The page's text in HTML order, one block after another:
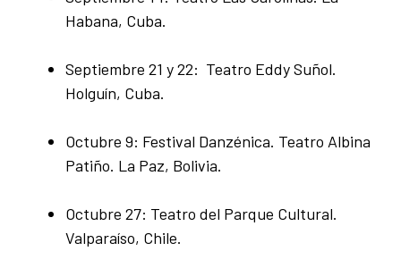
Habana, Cuba.
Septiembre 21 y 22: Teatro Eddy Suñol.
Holguín, Cuba.
Octubre 9: Festival Danzénica. Teatro Albina
Patiño. La Paz, Bolivia.
Octubre 27: Teatro del Parque Cultural.
Valparaíso, Chile.